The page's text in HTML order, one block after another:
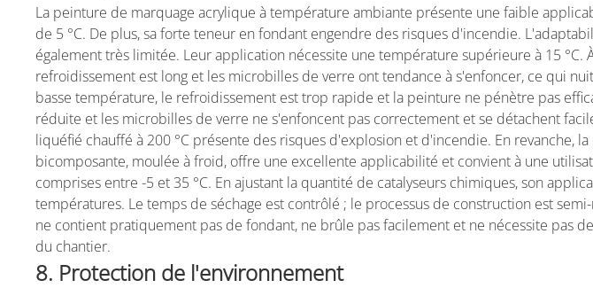
La peinture de marquage acrylique à température ambiante présente une faible
de 5 °C. De plus, sa forte teneur en fondant engendre des risques d'incendie.
également très limitée. Leur application nécessite une température supérieure à 15 °C.
refroidissement est long et les microbilles de verre ont tendance à s'enfoncer, ce qui
basse température, le refroidissement est trop rapide et la peinture ne pénètre pas
réduite et les microbilles de verre ne s'enfoncent pas correctement et se détachent
liquéfié chauffé à 200 °C présente des risques d'explosion et d'incendie. En revanche,
bicomposante, moulée à froid, offre une excellente applicabilité et convient à une
comprises entre -5 et 35 °C. En ajustant la quantité de catalyseurs chimiques, son
températures. Le temps de séchage est contrôlé ; le processus de construction est
ne contient pratiquement pas de fondant, ne brûle pas facilement et ne nécessite pas
du chantier.
8. Protection de l'environnement